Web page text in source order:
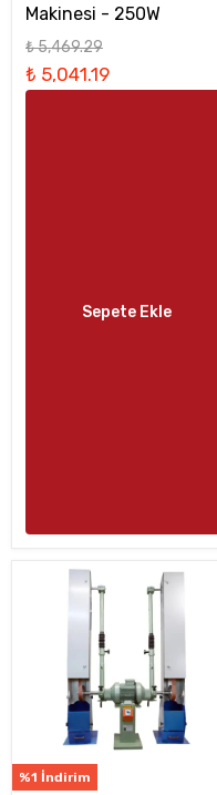
Makinesi - 250W
₺ 5,469.29
₺ 5,041.19
Sepete Ekle
%1 İndirim